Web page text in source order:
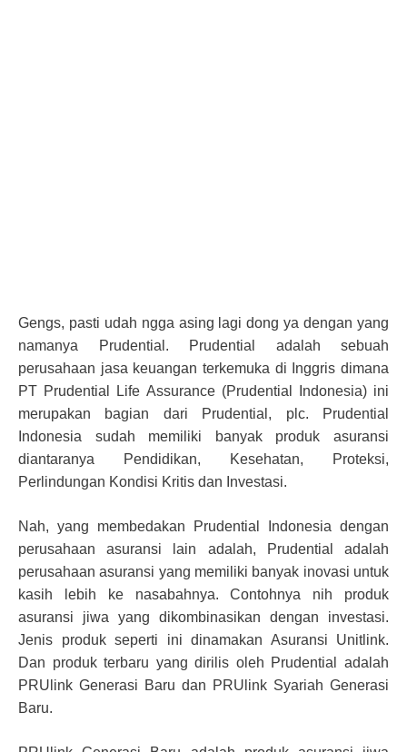
Gengs, pasti udah ngga asing lagi dong ya dengan yang
namanya Prudential. Prudential adalah sebuah
perusahaan jasa keuangan terkemuka di Inggris dimana
PT Prudential Life Assurance (Prudential Indonesia) ini
merupakan bagian dari Prudential, plc. Prudential
Indonesia sudah memiliki banyak produk asuransi
diantaranya Pendidikan, Kesehatan, Proteksi,
Perlindungan Kondisi Kritis dan Investasi.
Nah, yang membedakan Prudential Indonesia dengan
perusahaan asuransi lain adalah, Prudential adalah
perusahaan asuransi yang memiliki banyak inovasi untuk
kasih lebih ke nasabahnya. Contohnya nih produk
asuransi jiwa yang dikombinasikan dengan investasi.
Jenis produk seperti ini dinamakan Asuransi Unitlink.
Dan produk terbaru yang dirilis oleh Prudential adalah
PRUlink Generasi Baru dan PRUlink Syariah Generasi
Baru.